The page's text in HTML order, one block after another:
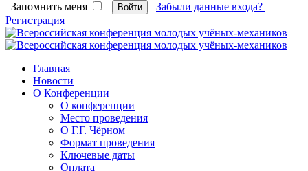
Запомнить меня Войти
Забыли данные входа?
Регистрация
Главная
Новости
О Конференции
О конференции
Место проведения
О Г.Г. Чёрном
Формат проведения
Ключевые даты
Оплата